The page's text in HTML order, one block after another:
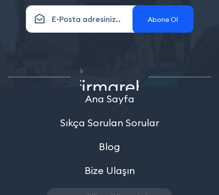
Abone Ol
Ana Sayfa
Sıkça Sorulan Sorular
Blog
Bize Ulaşın